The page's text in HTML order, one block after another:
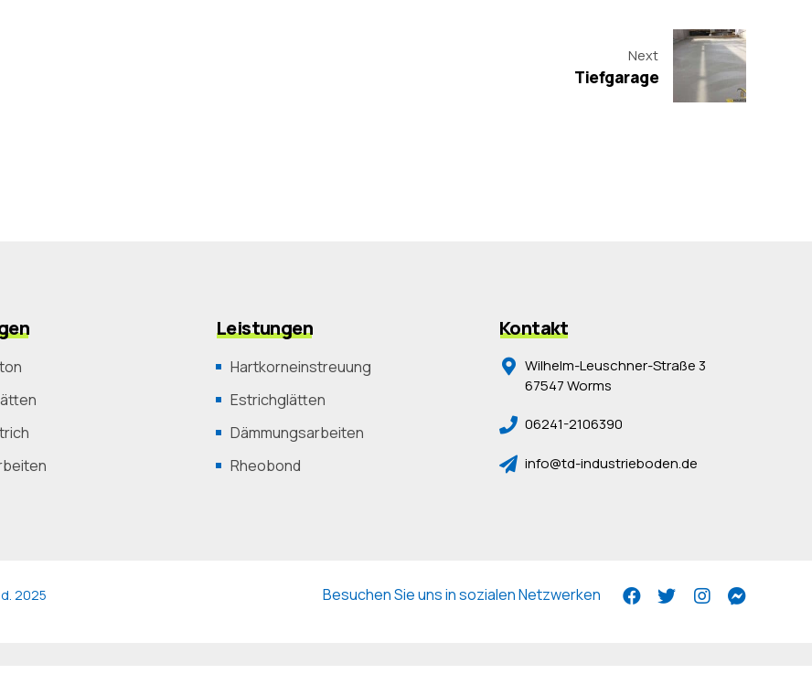
Next
Tiefgarage
Leistungen
Hartkorneinstreuung
Estrichglätten
Dämmungsarbeiten
Rheobond
Kontakt
Wilhelm-Leuschner-Straße 3
67547 Worms
06241-2106390
info@td-industrieboden.de
2025 Besuchen Sie uns in sozialen Netzwerken